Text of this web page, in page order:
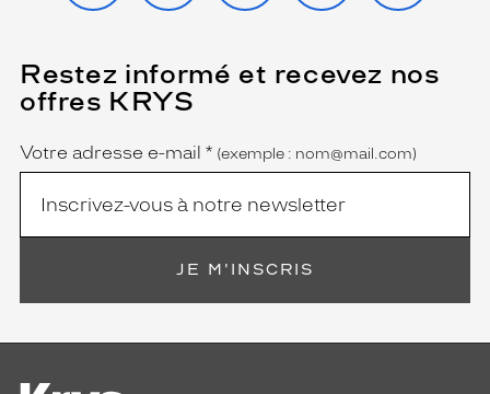
Restez informé et recevez nos
offres KRYS
Name
Votre adresse e-mail *
(Ce
champ
est
(exemple : nom@mail.com)
JE M'INSCRIS